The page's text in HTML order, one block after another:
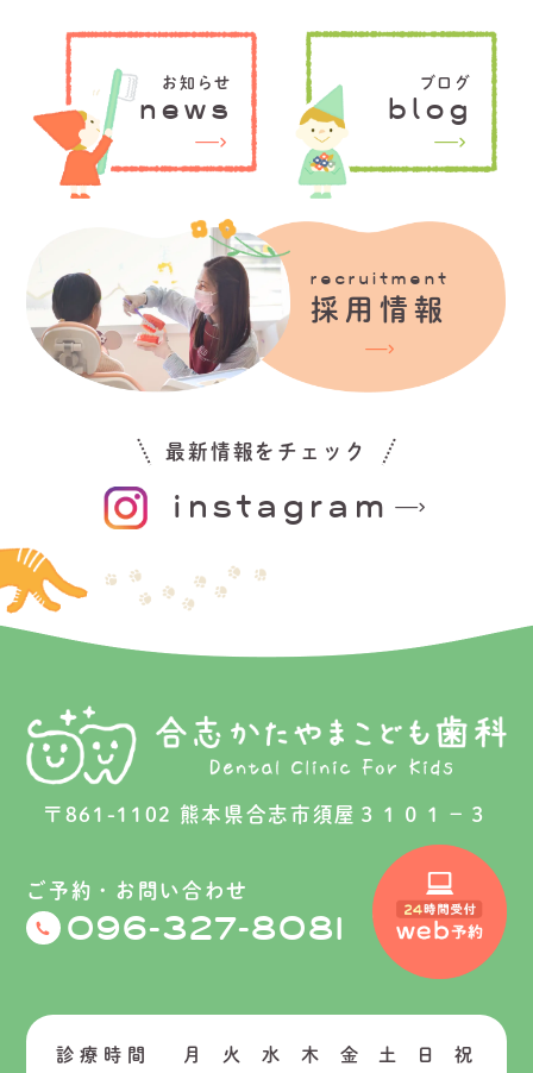
お知らせ
news
ブログ
blog
recruitment
採用情報
最新情報をチェック
instagram
〒861-1102 熊本県合志市須屋３１０１−３
ご予約・お問い合わせ
096-327-8081
診療時間 月 火 水 木 金 土 日 祝